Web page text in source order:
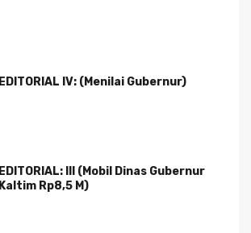
EDITORIAL IV: (Menilai Gubernur)
EDITORIAL: III (Mobil Dinas Gubernur
Kaltim Rp8,5 M)